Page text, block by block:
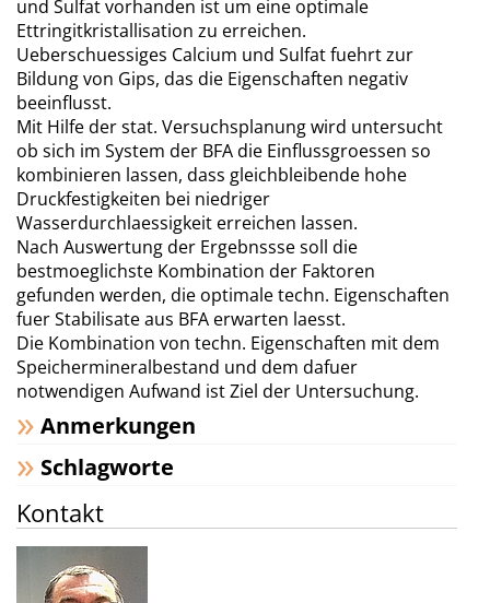
und Sulfat vorhanden ist um eine optimale
Ettringitkristallisation zu erreichen.
Ueberschuessiges Calcium und Sulfat fuehrt zur
Bildung von Gips, das die Eigenschaften negativ
beeinflusst.
Mit Hilfe der stat. Versuchsplanung wird untersucht
ob sich im System der BFA die Einflussgroessen so
kombinieren lassen, dass gleichbleibende hohe
Druckfestigkeiten bei niedriger
Wasserdurchlaessigkeit erreichen lassen.
Nach Auswertung der Ergebnssse soll die
bestmoeglichste Kombination der Faktoren
gefunden werden, die optimale techn. Eigenschaften
fuer Stabilisate aus BFA erwarten laesst.
Die Kombination von techn. Eigenschaften mit dem
Speichermineralbestand und dem dafuer
notwendigen Aufwand ist Ziel der Untersuchung.
Anmerkungen
Schlagworte
Kontakt